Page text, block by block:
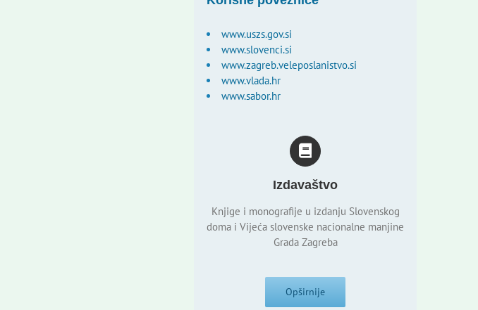
www.uszs.gov.si
www.slovenci.si
www.zagreb.veleposlanistvo.si
www.vlada.hr
www.sabor.hr
Izdavaštvo
Knjige i monografije u izdanju Slovenskog
doma i Vijeća slovenske nacionalne manjine
Grada Zagreba
Opširnije